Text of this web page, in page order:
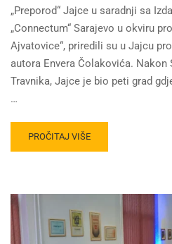
„Preporod“ Jajce u saradnji sa
„Connectum“ Sarajevo u okviru
Ajvatovice“, priredili su u Jajcu
autora Envera Čolakovića. Nakon
Travnika, Jajce je bio peti grad
…
PROČITAJ VIŠE